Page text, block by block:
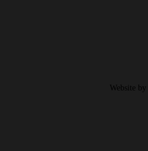
Website by